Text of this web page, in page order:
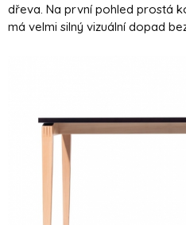
dřeva. Na první pohled prostá
má velmi silný vizuální dopad